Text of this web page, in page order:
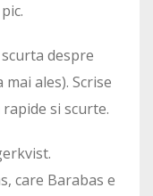
despre
ales). Scrise
si scurte.
care Barabas e